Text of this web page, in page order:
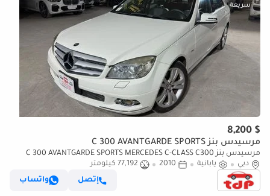
$ 8,200
مرسيدس بنز C 300 AVANTGARDE SPORTS
مرسيدس بنز C 300 AVANTGARDE SPORTS MERCEDES C-CLASS C300
2010 3.0L | FULL SERVICE HISTORY | TWO KEYS | BLACK LEATHER
INTERIOR
دبي يابانية 2010
77,192 كيلومتر
إتصل
واتساب